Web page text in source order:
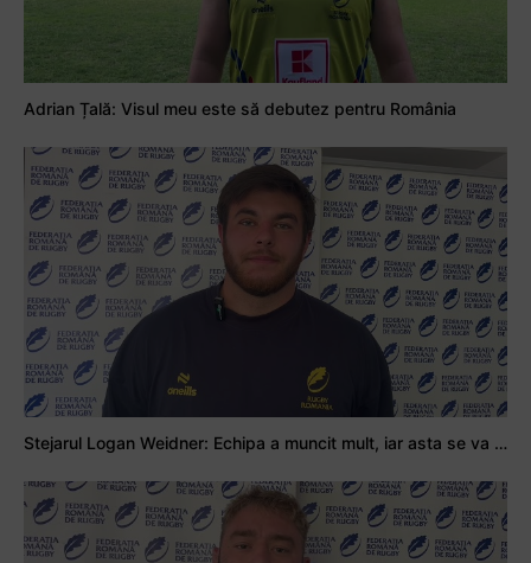
Adrian Țală: Visul meu este să debutez pentru România
Stejarul Logan Weidner: Echipa a muncit mult, iar asta se va vedea în meciurile de la Nations Cup